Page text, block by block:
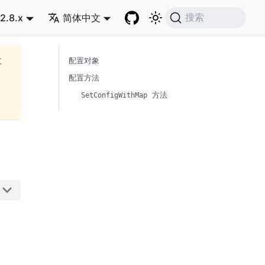
2.8.x 简体中文 搜索
配置对象
配置方法
SetConfigWithMap 方法